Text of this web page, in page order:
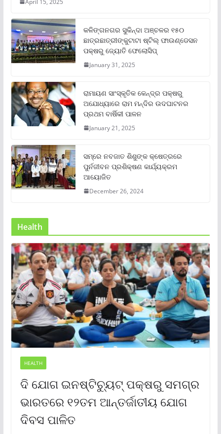
April 15, 2025
କଳିଙ୍ଗନଗର ସୁକିନ୍ଦା ଅଞ୍ଚଳର ୧୫୦
ଛାତ୍ରଛାତ୍ରୀଙ୍କୁଟାଟା ଷ୍ଟିଲ୍ ଫାଉଣ୍ଡେସନ
ପକ୍ଷରୁ ଜ୍ୟୋତି ଫେଲୋସିପ୍‌
January 31, 2025
ରାମାୟଣ ସାଂସ୍କୃତିକ କେନ୍ଦ୍ର ପକ୍ଷରୁ
ଅଯୋଧ୍ୟାରେ ରାମ ମନ୍ଦିର ଉଦଘାଟନର
ପ୍ରଥମ ବାର୍ଷିକୀ ପାଳନ
January 21, 2025
ସମ୍‌ରେ ନବଜାତ ଶିଶୁଙ୍କ କ୍ଷେତ୍ରରେ
ପୁର୍ନଜୀବନ ପ୍ରଶିକ୍ଷଣ କାର୍ଯ୍ୟକ୍ରମ
ଆୟୋଜିତ
December 26, 2024
Health
HEALTH
ଦି ଯୋଗ ଇନଷ୍ଟିଚ୍ୟୁଟ୍ ପକ୍ଷରୁ ସମଗ୍ର
ଭାରତରେ ୧୨ତମ ଆନ୍ତର୍ଜାତୀୟ ଯୋଗ
ଦିବସ ପାଳିତ